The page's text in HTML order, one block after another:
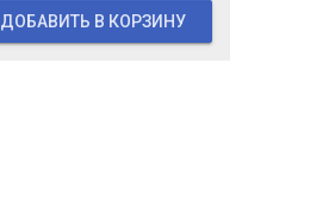
ДОБАВИТЬ В КОРЗИНУ